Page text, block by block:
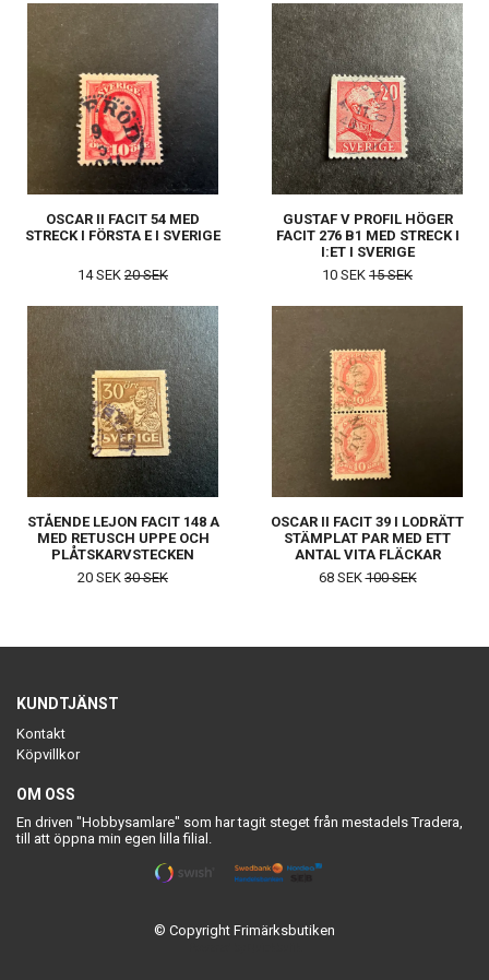
OSCAR II FACIT 54 MED
STRECK I FÖRSTA E I SVERIGE
14 SEK 20 SEK
GUSTAF V PROFIL HÖGER
FACIT 276 B1 MED STRECK I
I:ET I SVERIGE
10 SEK 15 SEK
STÅENDE LEJON FACIT 148 A
MED RETUSCH UPPE OCH
PLÅTSKARVSTECKEN
20 SEK 30 SEK
OSCAR II FACIT 39 I LODRÄTT
STÄMPLAT PAR MED ETT
ANTAL VITA FLÄCKAR
68 SEK100 SEK
KUNDTJÄNST
Kontakt
Köpvillkor
OM OSS
En driven "Hobbysamlare" som har tagit steget från mestadels Tradera,
till att öppna min egen lilla filial.
© Copyright Frimärksbutiken